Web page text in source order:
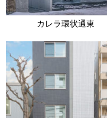
カレラ環状通東